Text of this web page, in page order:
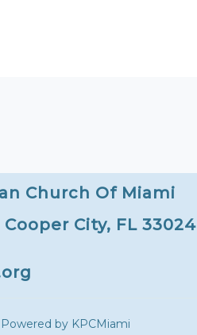
Church Of Miami
City, FL 33024
by KPCMiami